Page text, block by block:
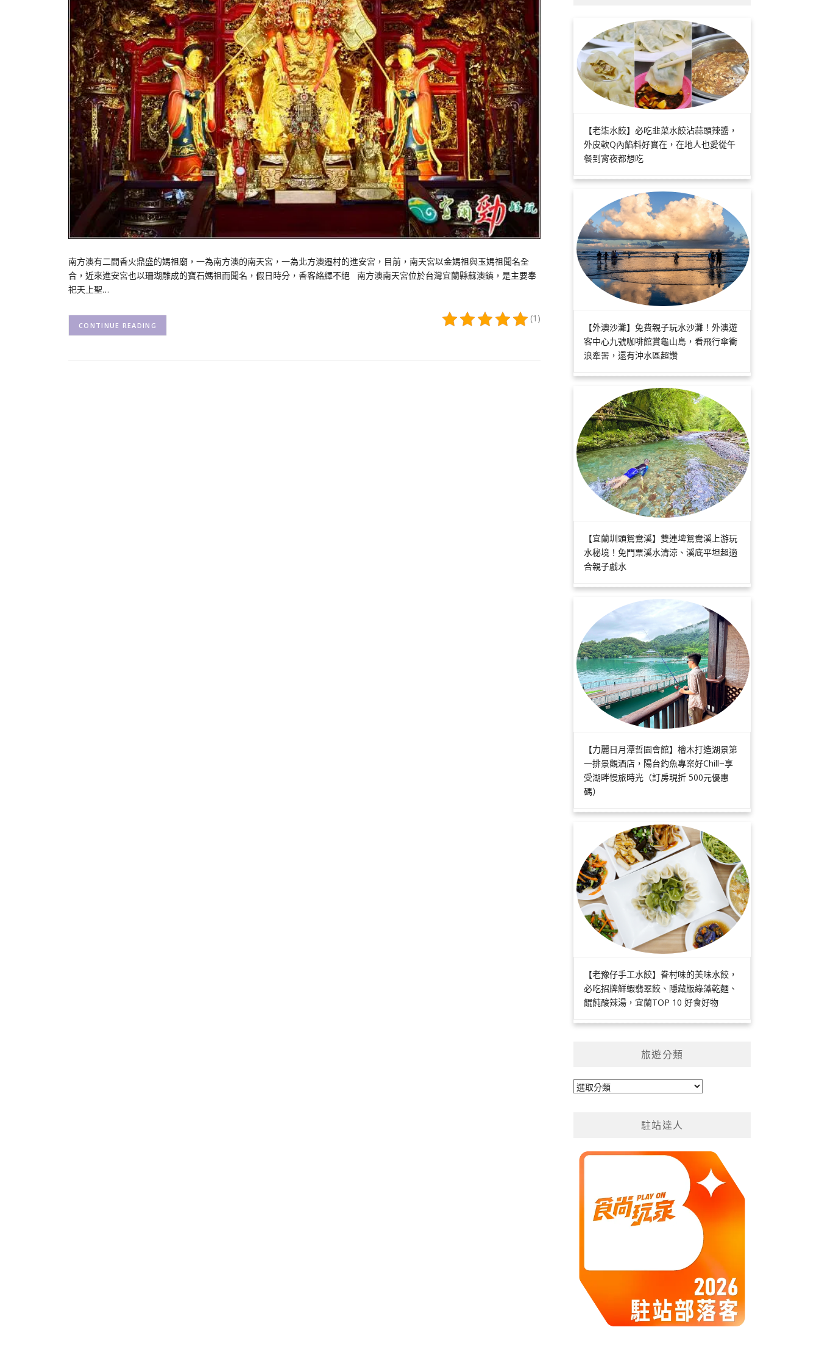
南方澳有二間香火鼎盛的媽祖廟，一為南方澳的南天宮，一為北方澳遷村的進安宮，目前，南天宮以金媽祖與玉媽祖聞名全
合，近來進安宮也以珊瑚雕成的寶石媽祖而聞名，假日時分，香客絡繹不絕 南方澳南天宮位於台灣宜蘭縣蘇澳鎮，是主要奉
祀天上聖…
(1)
CONTINUE READING
【老柒水餃】必吃韭菜水餃沾蒜頭辣醬，
外皮軟Q內餡料好實在，在地人也愛從午
餐到宵夜都想吃
【外澳沙灘】免費親子玩水沙灘！外澳遊
客中心九號咖啡館賞龜山島，看飛行傘衝
浪牽罟，還有沖水區超讚
【宜蘭圳頭鴛鴦溪】雙連埤鴛鴦溪上游玩
水秘境！免門票溪水清涼、溪底平坦超適
合親子戲水
【力麗日月潭哲園會館】檜木打造湖景第
一排景觀酒店，陽台釣魚專案好Chill~享
受湖畔慢旅時光（訂房現折 500元優惠
碼）
【老豫仔手工水餃】眷村味的美味水餃，
必吃招牌鮮蝦翡翠餃、隱藏版綠藻乾麵、
餛飩酸辣湯，宜蘭TOP 10 好食好物
旅遊分類
旅
駐站達人